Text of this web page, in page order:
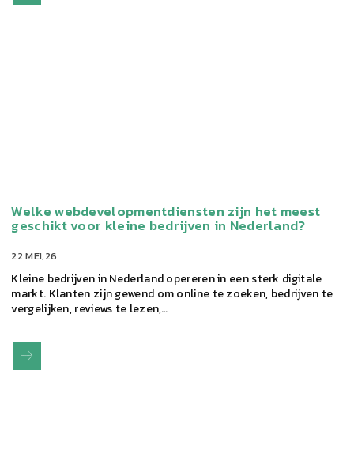
22 MEI,26
Kleine bedrijven in Nederland opereren in een sterk digitale
markt. Klanten zijn gewend om online te zoeken, bedrijven te
vergelijken, reviews te lezen,…
Welke webdevelopmentdiensten zijn het meest
geschikt voor kleine bedrijven in Nederland?